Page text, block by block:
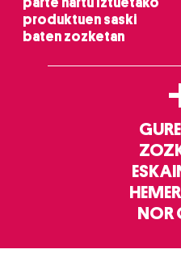
produktuen saski
baten zozketan
GURE
NOR